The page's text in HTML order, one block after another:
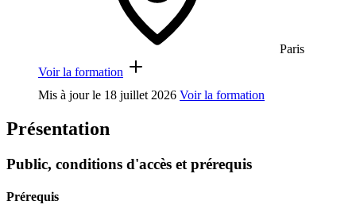
Paris
Voir la formation
Mis à jour le 18 juillet 2026 Voir la formation
Présentation
Public, conditions d'accès et prérequis
Prérequis